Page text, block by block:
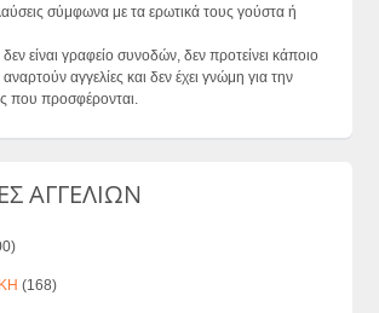
σύμφωνα με τα ερωτικά τους γούστα ή
είναι γραφείο συνοδών, δεν προτείνει κάποιο
αγγελίες και δεν έχει γνώμη για την
που προσφέρονται.
ΑΓΓΕΛΙΩΝ
(168)